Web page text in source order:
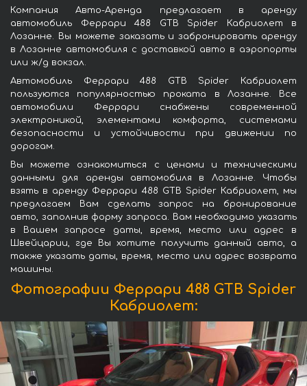
Компания Авто-Аренда предлагает в аренду
автомобиль Феррари 488 GTB Spider Кабриолет в
Лозанне. Вы можете заказать и забронировать аренду
в Лозанне автомобиля с доставкой авто в аэропорты
или ж/д вокзал.
Автомобиль Феррари 488 GTB Spider Кабриолет
пользуются популярностью проката в Лозанне. Все
автомобили Феррари снабжены современной
электроникой, элементами комфорта, системами
безопасности и устойчивости при движении по
дорогам.
Вы можете ознакомиться с ценами и техническими
данными для аренды автомобиля в Лозанне. Чтобы
взять в аренду Феррари 488 GTB Spider Кабриолет, мы
предлагаем Вам сделать запрос на бронирование
авто, заполнив форму запроса. Вам необходимо указать
в Вашем запросе даты, время, место или адрес в
Швейцарии, где Вы хотите получить данный авто, а
также указать даты, время, место или адрес возврата
машины.
Фотографии Феррари 488 GTB Spider
Кабриолет: